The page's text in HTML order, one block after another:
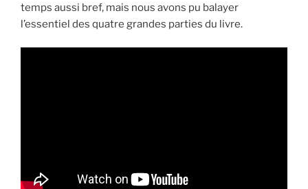
temps aussi bref, mais nous avons pu balayer
l’essentiel des quatre grandes parties du livre.